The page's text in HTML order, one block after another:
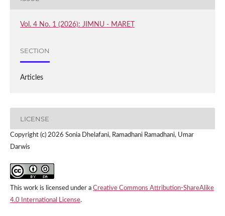
Vol. 4 No. 1 (2026): JIMNU - MARET
SECTION
Articles
LICENSE
Copyright (c) 2026 Sonia Dhelafani, Ramadhani Ramadhani, Umar
Darwis
This work is licensed under a Creative Commons Attribution-ShareAlike
4.0 International License.